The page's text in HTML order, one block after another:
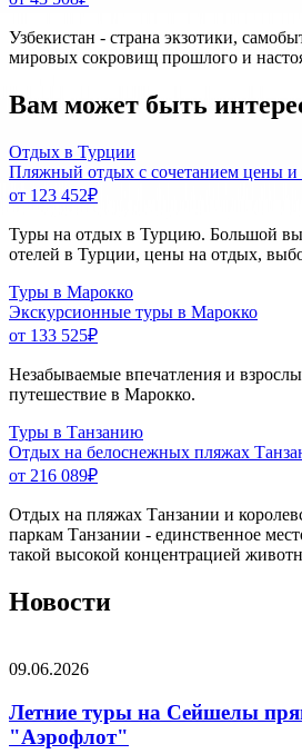
Узбекистан - страна экзотики,
мировых сокровищ прошлого и
Вам может быть
Отдых в Турции
Пляжный отдых с сочетанием цены и
от 123 452₽
Туры на отдых в Турцию. Большой
отелей в Турции, цены на отдых,
Туры в Марокко
Экскурсионные туры в Марокко
от 133 525₽
Незабываемые впечатления и
путешествие в Марокко.
Туры в Танзанию
Отдых на белоснежных пляжах
от 216 089₽
Отдых на пляжах Танзании и
паркам Танзании - единственное
такой высокой концентрацией
Новости
09.06.2026
Летние туры на Сейшелы
"Аэрофлот"